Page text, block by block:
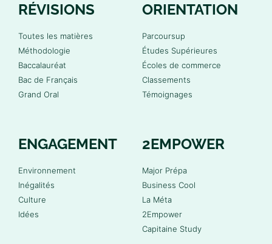
RÉVISIONS
Toutes les matières
Méthodologie
Baccalauréat
Bac de Français
Grand Oral
ORIENTATION
Parcoursup
Études Supérieures
Écoles de commerce
Classements
Témoignages
ENGAGEMENT
Environnement
Inégalités
Culture
Idées
2EMPOWER
Major Prépa
Business Cool
La Méta
2Empower
Capitaine Study